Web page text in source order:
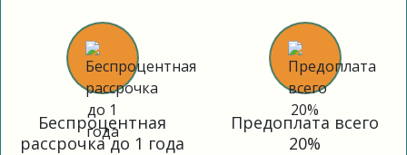
Беспроцентная
рассрочка до 1 года
Предоплата всего
20%